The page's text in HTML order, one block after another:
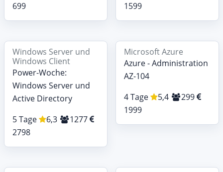
699
1599
Windows Server und
Windows Client
Power-Woche:
Windows Server und
Active Directory
5 Tage
6,3
1277
2798
Microsoft Azure
Azure - Administration
AZ-104
4 Tage
5,4
299
1999